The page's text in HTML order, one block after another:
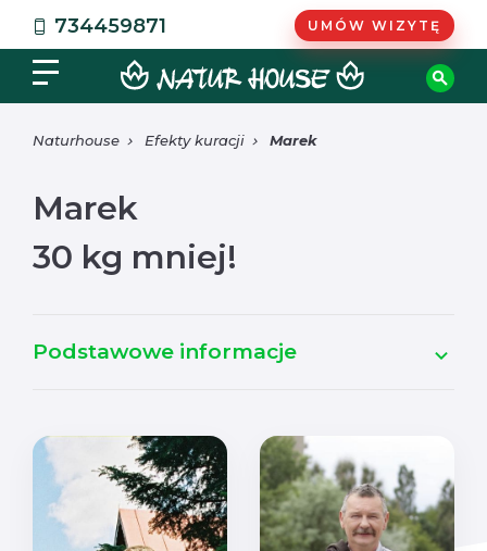
734459871 UMÓW WIZYTĘ
Naturhouse Efekty kuracji Marek
Marek
30 kg mniej!
Podstawowe informacje